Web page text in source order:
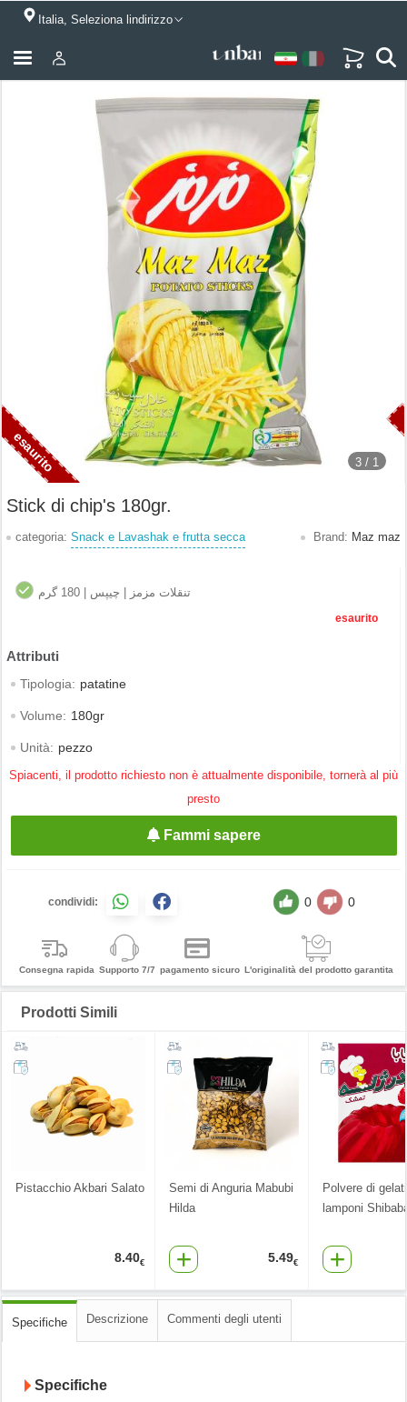
Italia, Seleziona lindirizzo
3 / 1
Stick di chip's 180gr.
categoria: Snack e Lavashak e frutta secca Brand: Maz maz
تنقلات مزمز | چیپس | 180 گرم
esaurito
Tipologia: patatine
Volume: 180gr
Unità: pezzo
Spiacenti, il prodotto richiesto non è attualmente disponibile, tornerà al più
presto
Fammi sapere
condividi: 0 0
Consegna rapida Supporto 7/7 pagamento sicuro L'originalità del prodotto garantita
Prodotti Simili
Pistacchio Akbari Salato
8.40€
Semi di Anguria Mabubi
Hilda
5.49€
Polvere di
lamponi
Specifiche Descrizione Commenti degli utenti
Specifiche